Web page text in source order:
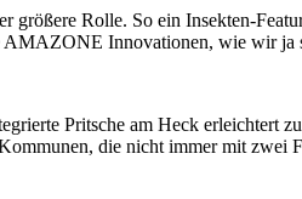
Rolle. So ein Insekten-
Innovationen, wie wir ja
Pritsche am Heck erleichtert
die nicht immer mit zwei